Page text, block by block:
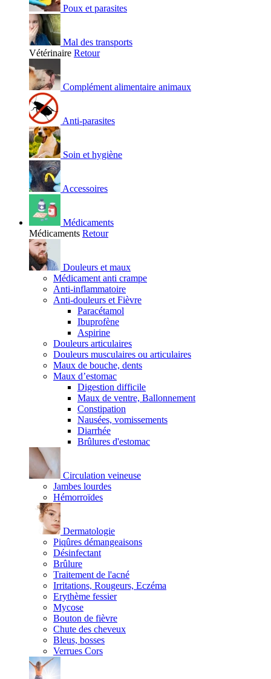
Poux et parasites
Mal des transports
Vétérinaire Retour
Complément alimentaire animaux
Anti-parasites
Soin et hygiène
Accessoires
Médicaments
Médicaments Retour
Douleurs et maux
Médicament anti crampe
Anti-inflammatoire
Anti-douleurs et Fièvre
Paracétamol
Ibuprofène
Aspirine
Douleurs articulaires
Douleurs musculaires ou articulaires
Maux de bouche, dents
Maux d’estomac
Digestion difficile
Maux de ventre, Ballonnement
Constipation
Nausées, vomissements
Diarrhée
Brûlures d'estomac
Circulation veineuse
Jambes lourdes
Hémorroïdes
Dermatologie
Piqûres démangeaisons
Désinfectant
Brûlure
Traitement de l'acné
Irritations, Rougeurs, Eczéma
Erythème fessier
Mycose
Bouton de fièvre
Chute des cheveux
Bleus, bosses
Verrues Cors